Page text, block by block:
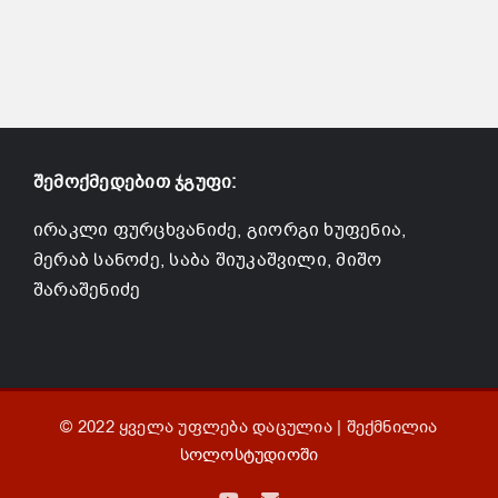
შემოქმედებით ჯგუფი:
ირაკლი ფურცხვანიძე, გიორგი ხუფენია,
მერაბ სანოძე, საბა შიუკაშვილი, მიშო
შარაშენიძე
© 2022 ყველა უფლება დაცულია | შექმნილია
სოლოსტუდიოში